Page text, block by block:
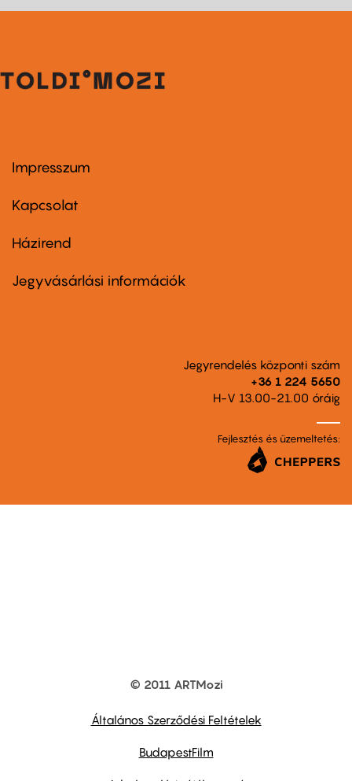
Footer
first
Impresszum
Kapcsolat
Footer
second
Házirend
Jegyvásárlási információk
Jegyrendelés központi szám
+36 1 224 5650
H-V 13.00-21.00 óráig
Fejlesztés és üzemeltetés:
© 2011 ARTMozi
Általános Szerződési Feltételek
BudapestFilm